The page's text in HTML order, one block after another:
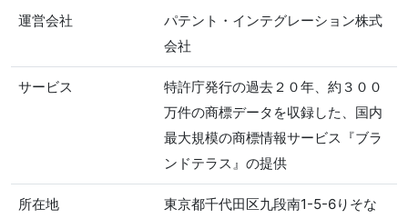
運営会社
パテント・インテグレーション株式
会社
サービス
特許庁発行の過去２０年、約３００
万件の商標データを収録した、国内
最大規模の商標情報サービス『ブラ
ンドテラス』の提供
所在地
東京都千代田区九段南1-5-6りそな